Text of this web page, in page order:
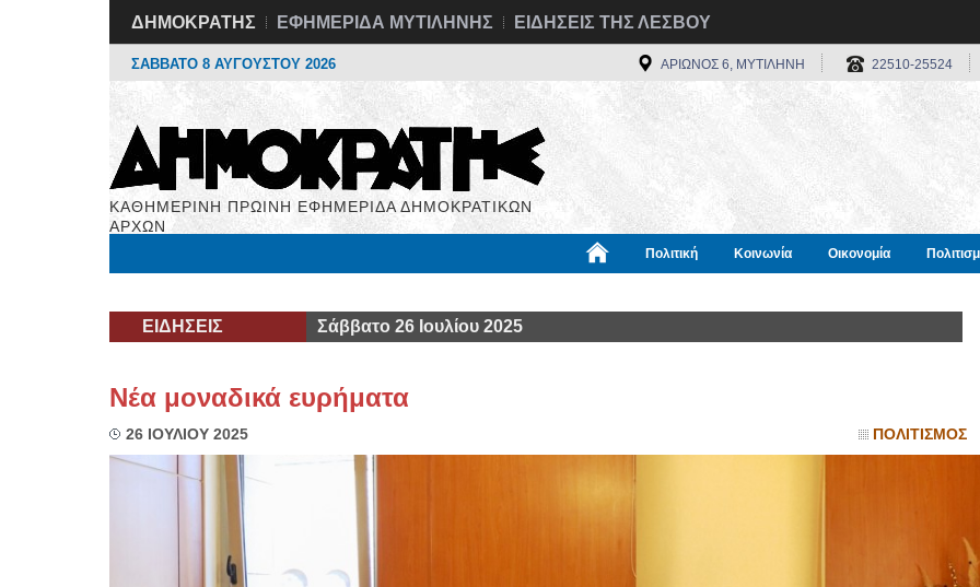
ΔΗΜΟΚΡΑΤΗΣ ΕΦΗΜΕΡΙΔΑ ΜΥΤΙΛΗΝΗΣ ΕΙΔΗΣΕΙΣ ΤΗΣ ΛΕΣΒΟΥ
ΣΑΒΒΑΤΟ 8 ΑΥΓΟΥΣΤΟΥ 2026 ΑΡΙΩΝΟΣ 6, ΜΥΤΙΛΗΝΗ 22510-25524
ΚΑΘΗΜΕΡΙΝΗ ΠΡΩΙΝΗ ΕΦΗΜΕΡΙΔΑ ΔΗΜΟΚΡΑΤΙΚΩΝ
ΑΡΧΩΝ
Πολιτική Κοινωνία Οικονομία
ΕΙΔΗΣΕΙΣ Σάββατο 26 Ιουλίου 2025
Νέα μοναδικά ευρήματα
26 ΙΟΥΛΙΟΥ 2025 ΠΟΛΙΤΙΣΜΟΣ